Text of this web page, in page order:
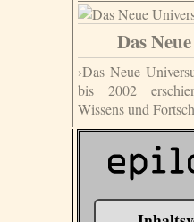
Das
›Das Neue
bis 2002
Wissens und